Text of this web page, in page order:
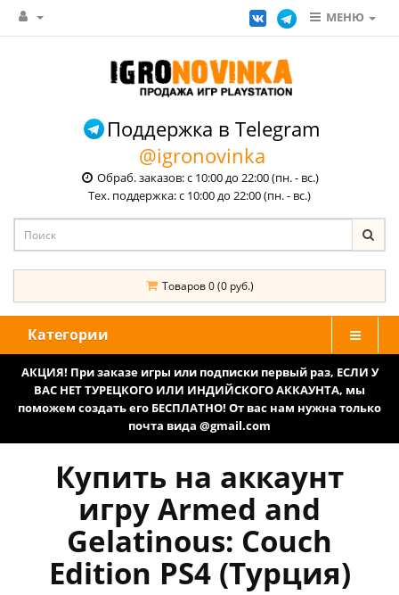
МЕНЮ
Поддержка в Telegram
@igronovinka
Обраб. заказов: с 10:00 до 22:00 (пн. - вс.)
Тех. поддержка: с 10:00 до 22:00 (пн. - вс.)
Товаров 0 (0 руб.)
Категории
АКЦИЯ! При заказе игры или подписки первый раз, ЕСЛИ У
ВАС НЕТ ТУРЕЦКОГО ИЛИ ИНДИЙСКОГО АККАУНТА, мы
поможем создать его БЕСПЛАТНО! От вас нам нужна только
почта вида @gmail.com
Купить на аккаунт
игру Armed and
Gelatinous: Couch
Edition PS4 (Турция)